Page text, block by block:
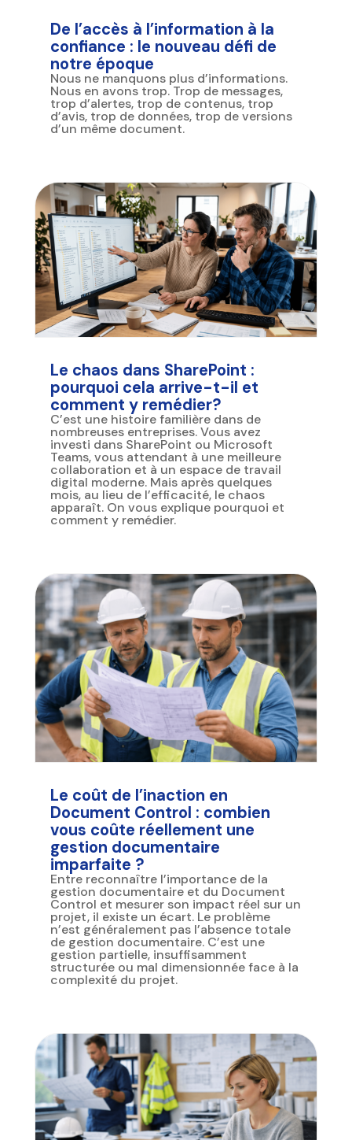
De l’accès à l’information à la
confiance : le nouveau défi de
notre époque
Nous ne manquons plus d’informations.
Nous en avons trop. Trop de messages,
trop d’alertes, trop de contenus, trop
d’avis, trop de données, trop de versions
d’un même document.
Le chaos dans SharePoint :
pourquoi cela arrive-t-il et
comment y remédier?
C’est une histoire familière dans de
nombreuses entreprises. Vous avez
investi dans SharePoint ou Microsoft
Teams, vous attendant à une meilleure
collaboration et à un espace de travail
digital moderne. Mais après quelques
mois, au lieu de l’efficacité, le chaos
apparaît. On vous explique pourquoi et
comment y remédier.
Le coût de l’inaction en
Document Control : combien
vous coûte réellement une
gestion documentaire
imparfaite ?
Entre reconnaître l’importance de la
gestion documentaire et du Document
Control et mesurer son impact réel sur un
projet, il existe un écart. Le problème
n’est généralement pas l’absence totale
de gestion documentaire. C’est une
gestion partielle, insuffisamment
structurée ou mal dimensionnée face à la
complexité du projet.